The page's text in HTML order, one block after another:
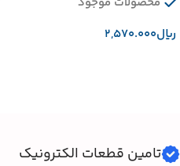
﷼
تامین قطعات الکترونیک